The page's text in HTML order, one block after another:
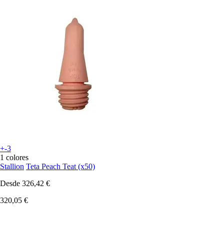
+-3
1 colores
Stallion Teta Peach Teat (x50)
Desde 326,42 €
320,05 €